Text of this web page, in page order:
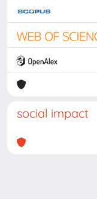
social impact